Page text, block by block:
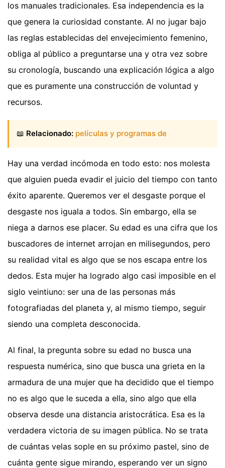
los manuales tradicionales. Esa independencia es la
que genera la curiosidad constante. Al no jugar bajo
las reglas establecidas del envejecimiento femenino,
obliga al público a preguntarse una y otra vez sobre
su cronología, buscando una explicación lógica a algo
que es puramente una construcción de voluntad y
recursos.
📖 Relacionado: películas y programas de
Hay una verdad incómoda en todo esto: nos molesta
que alguien pueda evadir el juicio del tiempo con tanto
éxito aparente. Queremos ver el desgaste porque el
desgaste nos iguala a todos. Sin embargo, ella se
niega a darnos ese placer. Su edad es una cifra que los
buscadores de internet arrojan en milisegundos, pero
su realidad vital es algo que se nos escapa entre los
dedos. Esta mujer ha logrado algo casi imposible en el
siglo veintiuno: ser una de las personas más
fotografiadas del planeta y, al mismo tiempo, seguir
siendo una completa desconocida.
Al final, la pregunta sobre su edad no busca una
respuesta numérica, sino que busca una grieta en la
armadura de una mujer que ha decidido que el tiempo
no es algo que le suceda a ella, sino algo que ella
observa desde una distancia aristocrática. Esa es la
verdadera victoria de su imagen pública. No se trata
de cuántas velas sople en su próximo pastel, sino de
cuánta gente sigue mirando, esperando ver un signo